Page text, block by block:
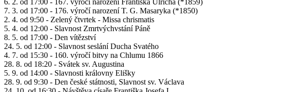
6. 2. od 17:00 - 167. výročí narození Františka Ulricha (*1859)
7. 3. od 17:00 - 176. výročí narození T. G. Masaryka (*1850)
2. 4. od 9:50 - Zelený čtvrtek - Missa chrismatis
5. 4. od 12:00 - Slavnost Zmrtvýchvstání Páně
8. 5. od 17:00 - Den vítězství
24. 5. od 12:00 - Slavnost seslání Ducha Svatého
4. 7. od 15:30 - 160. výročí bitvy na Chlumu 1866
28. 8. od 18:20 - Svátek sv. Augustina
5. 9. od 14:00 - Slavnosti královny Elišky
28. 9. od 9:30 - Den české státnosti, Slavnost sv. Václava